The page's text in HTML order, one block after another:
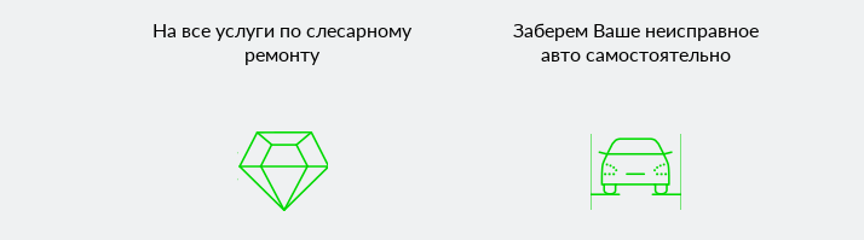
На все услуги по слесарному
ремонту
Заберем Ваше неисправное
авто самостоятельно